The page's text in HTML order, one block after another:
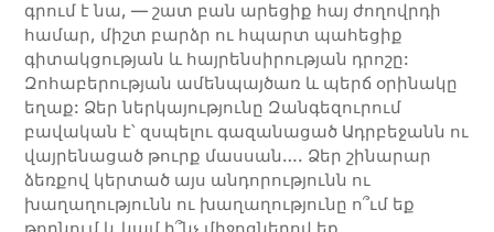
գրում է նա, — շատ բան արեցիք հայ ժողովրդի
համար, միշտ բարձր ու հպարտ պահեցիք
գիտակցության և հայրենսիրության դրոշը:
Զոհաբերության ամենպայծառ և պերճ օրինակը
եղաք: Ձեր ներկայությունը Զանգեզուրում
բավական է՝ զսպելու գազանացած Ադրբեջանն ու
վայրենացած թուրք մասսան…. Ձեր շինարար
ձեռքով կերտած այս անդորությունն ու
խաղաղությունն ու խաղաղությունը ո՞ւմ եք